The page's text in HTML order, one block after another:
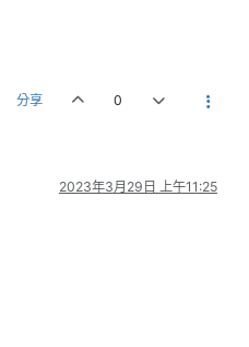
分享 0
2023年3月29日 上午11:25